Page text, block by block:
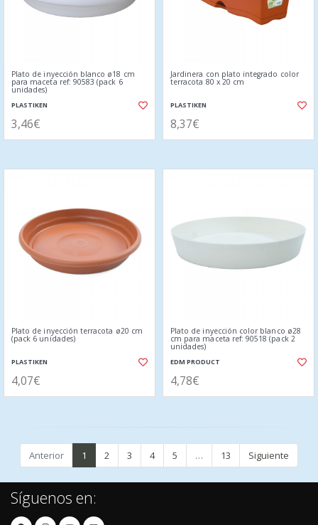
Plato de inyección blanco ø18 cm
para maceta ref: 90583 (pack 6
unidades)
PLASTIKEN
3,46€
Jardinera con plato integrado color
terracota 80 x 20 cm
PLASTIKEN
8,37€
Plato de inyección terracota ø20 cm
(pack 6 unidades)
PLASTIKEN
4,07€
Plato de inyección color blanco ø28
cm para maceta ref: 90518 (pack 2
unidades)
EDM PRODUCT
4,78€
Anterior 1 2 3 4 5 … 13 Siguiente
Síguenos en: